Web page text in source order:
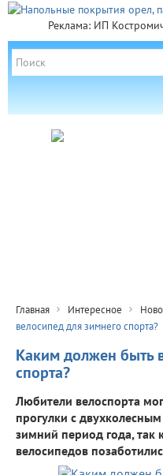
Реклама: ИП
Главная Интересное
велосипед для зимнего спорта?
Каким должен быть
спорта?
Любители велоспорта
прогулки с
зимний период года, так
велосипедов